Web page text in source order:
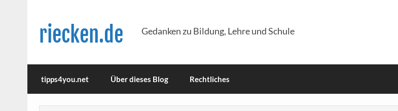
riecken.de Gedanken zu Bildung, Lehre und Schule
tipps4you.net Über dieses Blog Rechtliches